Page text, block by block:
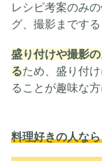
レシピ考案のみ
グ、撮影まです
盛り付けや撮影
るため、盛り付
ることが趣味な
料理好きの人な